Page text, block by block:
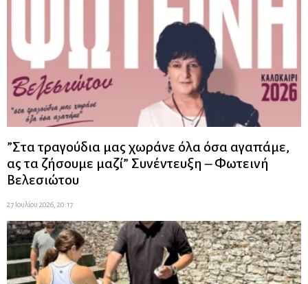
”Στα τραγούδια μας χωράνε όλα όσα αγαπάμε,
ας τα ζήσουμε μαζί” Συνέντευξη – Φωτεινή
Βελεσιώτου
27 Ιουλίου 2026, 20:17